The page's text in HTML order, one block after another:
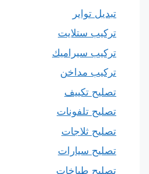
تبديل تواير
تركيب ستلايت
تركيب سيراميك
تركيب مداخن
تصليح تكييف
تصليح تلفونات
تصليح ثلاجات
تصليح سيارات
تصليح طباخات